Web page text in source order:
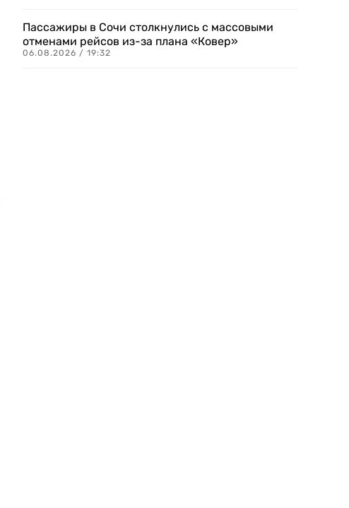
Пассажиры в Сочи столкнулись с массовыми
отменами рейсов из-за плана «Ковер»
06.08.2026 / 19:32